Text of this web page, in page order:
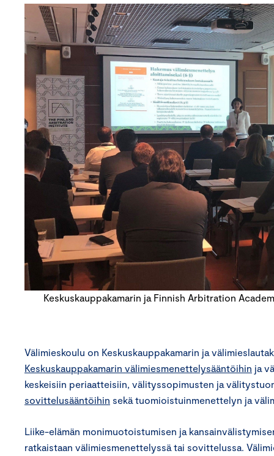
Keskuskauppakamarin ja Finnish Arbitration
Välimieskoulu on Keskuskauppakamarin ja
Keskuskauppakamarin välimiesmenettelysääntöihin ja
keskeisiin periaatteisiin, välityssopimusten ja
sovittelusääntöihin sekä tuomioistuinmenettelyn ja
Liike-elämän monimuotoistumisen ja
ratkaistaan välimiesmenettelyssä tai sovittelussa.